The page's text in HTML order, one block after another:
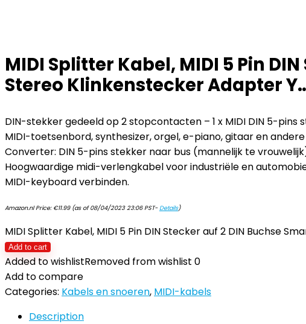
MIDI Splitter Kabel, MIDI 5 Pin
Stereo Klinkenstecker Adapter
DIN-stekker gedeeld op 2 stopcontacten – 1 x MIDI DIN 5-
MIDI-toetsenbord, synthesizer, orgel, e-piano, gitaar en
Converter: DIN 5-pins stekker naar bus (mannelijk te
Hoogwaardige midi-verlengkabel voor industriële en
MIDI-keyboard verbinden.
Amazon.nl Price: €11.99(as of 08/04/2023 23:06 PST-Details)
MIDI Splitter Kabel, MIDI 5 Pin DIN Stecker auf 2 DIN Buchse
Add to cart
Added to wishlistRemoved from wishlist 0
Add to compare
Categories: Kabels en snoeren, MIDI-kabels
Description